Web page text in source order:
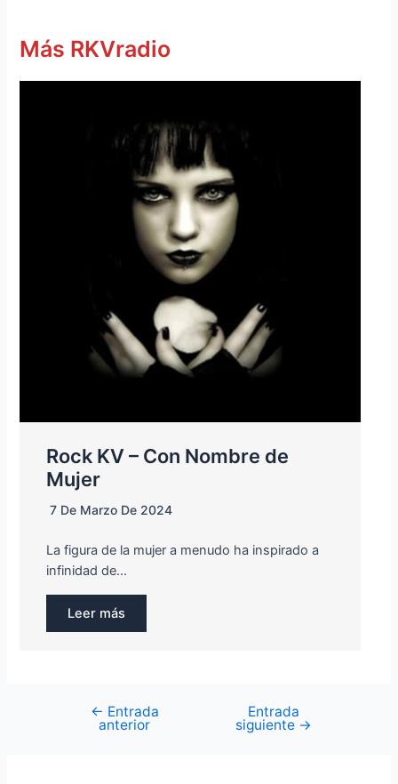
Más RKVradio
Rock KV – Con Nombre de
Mujer
7 De Marzo De 2024
La figura de la mujer a menudo ha inspirado a
infinidad de…
Leer más
Navegación
← Entrada
anterior
Entrada
siguiente →